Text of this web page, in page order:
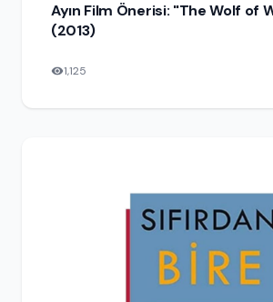
Ayın Film Önerisi: "The Wolf of
(2013)
1,125